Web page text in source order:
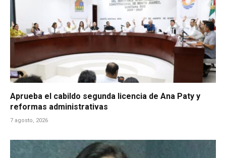
Aprueba el cabildo segunda licencia de Ana Paty y
reformas administrativas
7 agosto, 2026